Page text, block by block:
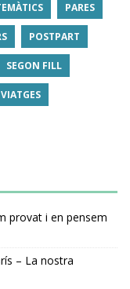
PARES
POSTPART
SEGON FILL
VIATGES
provat i en pensem
– La nostra